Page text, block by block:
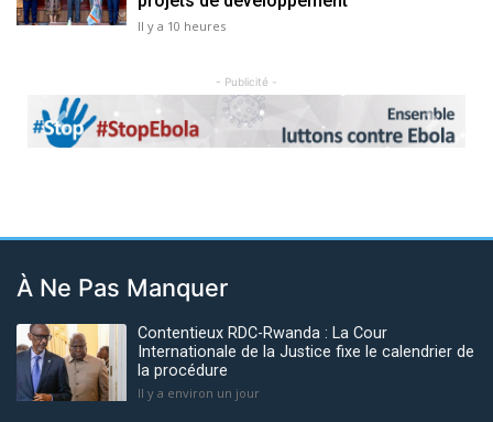
Il y a 10 heures
- Publicité -
Previous Next
À Ne Pas Manquer
Contentieux RDC-Rwanda : La Cour
Internationale de la Justice fixe le calendrier de
la procédure
Il y a environ un jour